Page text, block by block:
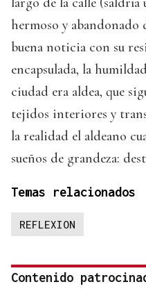
hermoso y abandonado
buena noticia con su
encapsulada, la
ciudad era aldea, que
tejidos interiores y
la realidad el aldeano
sueños de grandeza:
Temas relacionados
REFLEXION
Contenido